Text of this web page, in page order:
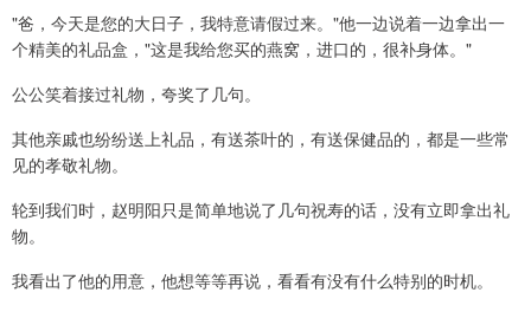
"爸，今天是您的大日子，我特意请假过来。"他一边说着一边拿出一
个精美的礼品盒，"这是我给您买的燕窝，进口的，很补身体。"
公公笑着接过礼物，夸奖了几句。
其他亲戚也纷纷送上礼品，有送茶叶的，有送保健品的，都是一些常
见的孝敬礼物。
轮到我们时，赵明阳只是简单地说了几句祝寿的话，没有立即拿出礼
物。
我看出了他的用意，他想等等再说，看看有没有什么特别的时机。